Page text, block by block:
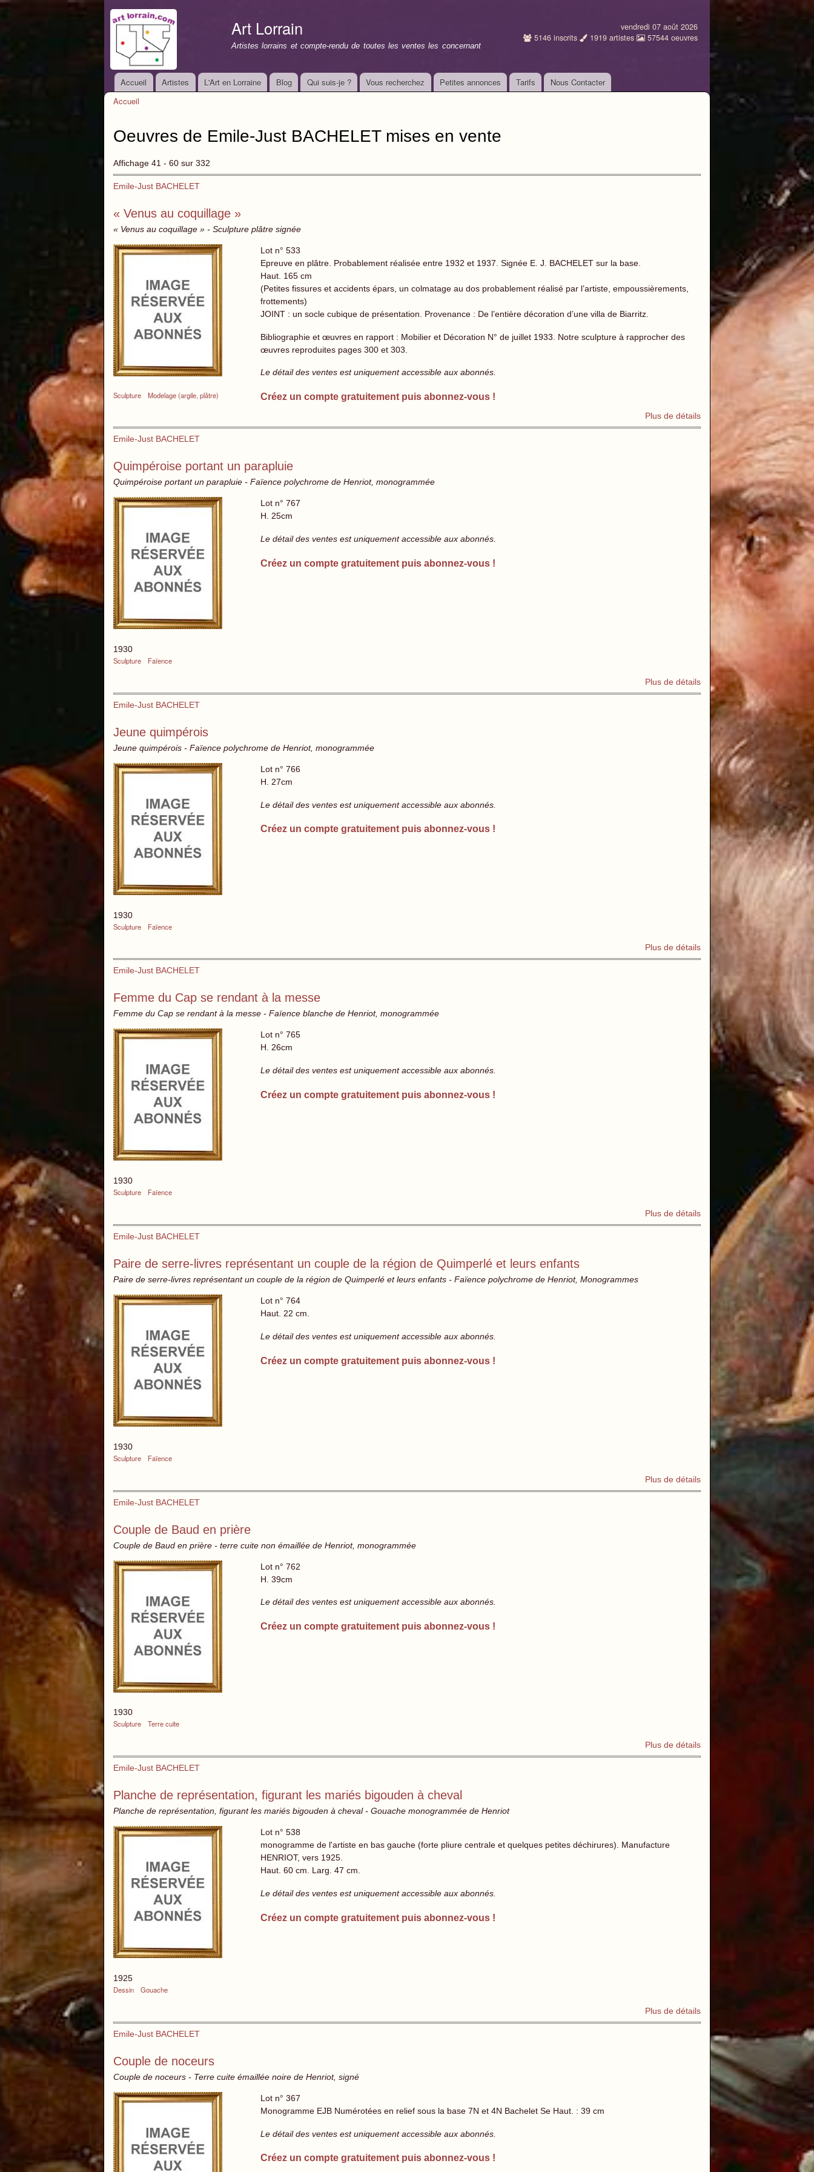
Art Lorrain
Artistes lorrains et compte-rendu de toutes les ventes les concernant
vendredi 07 août 2026
5146 inscrits 1919 artistes 57544 oeuvres
Menu principal
Accueil Artistes L'Art en Lorraine Blog Qui suis-je ? Vous recherchez Petites annonces Tarifs Nous Contacter
Accueil
Oeuvres de Emile-Just BACHELET mises en vente
Affichage 41 - 60 sur 332
Emile-Just BACHELET
« Venus au coquillage »
« Venus au coquillage » - Sculpture plâtre signée
Sculpture Modelage (argile, plâtre)
Lot n° 533
Epreuve en plâtre. Probablement réalisée entre 1932 et 1937. Signée E. J. BACHELET sur la base.
Haut. 165 cm
(Petites fissures et accidents épars, un colmatage au dos probablement réalisé par l’artiste, empoussièrements,
frottements)
JOINT : un socle cubique de présentation. Provenance : De l’entière décoration d’une villa de Biarritz.
Bibliographie et œuvres en rapport : Mobilier et Décoration N° de juillet 1933. Notre sculpture à rapprocher des
œuvres reproduites pages 300 et 303.
Le détail des ventes est uniquement accessible aux abonnés.
Créez un compte gratuitement puis abonnez-vous !
Plus de détails
Emile-Just BACHELET
Quimpéroise portant un parapluie
Quimpéroise portant un parapluie - Faïence polychrome de Henriot, monogrammée
1930
Sculpture
Faïence
Lot n° 767
H. 25cm
Le détail des ventes est uniquement accessible aux abonnés.
Créez un compte gratuitement puis abonnez-vous !
Plus de détails
Emile-Just BACHELET
Jeune quimpérois
Jeune quimpérois - Faïence polychrome de Henriot, monogrammée
1930
Sculpture
Faïence
Lot n° 766
H. 27cm
Le détail des ventes est uniquement accessible aux abonnés.
Créez un compte gratuitement puis abonnez-vous !
Plus de détails
Emile-Just BACHELET
Femme du Cap se rendant à la messe
Femme du Cap se rendant à la messe - Faïence blanche de Henriot, monogrammée
1930
Sculpture
Faïence
Lot n° 765
H. 26cm
Le détail des ventes est uniquement accessible aux abonnés.
Créez un compte gratuitement puis abonnez-vous !
Plus de détails
Emile-Just BACHELET
Paire de serre-livres représentant un couple de la région de Quimperlé et leurs enfants
Paire de serre-livres représentant un couple de la région de Quimperlé et leurs enfants - Faïence polychrome de Henriot, Monogrammes
1930
Sculpture
Faïence
Lot n° 764
Haut. 22 cm.
Le détail des ventes est uniquement accessible aux abonnés.
Créez un compte gratuitement puis abonnez-vous !
Plus de détails
Emile-Just BACHELET
Couple de Baud en prière
Couple de Baud en prière - terre cuite non émaillée de Henriot, monogrammée
1930
Sculpture
Terre cuite
Lot n° 762
H. 39cm
Le détail des ventes est uniquement accessible aux abonnés.
Créez un compte gratuitement puis abonnez-vous !
Plus de détails
Emile-Just BACHELET
Planche de représentation, figurant les mariés bigouden à cheval
Planche de représentation, figurant les mariés bigouden à cheval - Gouache monogrammée de Henriot
1925
Dessin
Gouache
Lot n° 538
monogramme de l'artiste en bas gauche (forte pliure centrale et quelques petites déchirures). Manufacture
HENRIOT, vers 1925.
Haut. 60 cm. Larg. 47 cm.
Le détail des ventes est uniquement accessible aux abonnés.
Créez un compte gratuitement puis abonnez-vous !
Plus de détails
Emile-Just BACHELET
Couple de noceurs
Couple de noceurs - Terre cuite émaillée noire de Henriot, signé
Lot n° 367
Monogramme EJB Numérotées en relief sous la base 7N et 4N Bachelet Se Haut. : 39 cm
Le détail des ventes est uniquement accessible aux abonnés.
Créez un compte gratuitement puis abonnez-vous !